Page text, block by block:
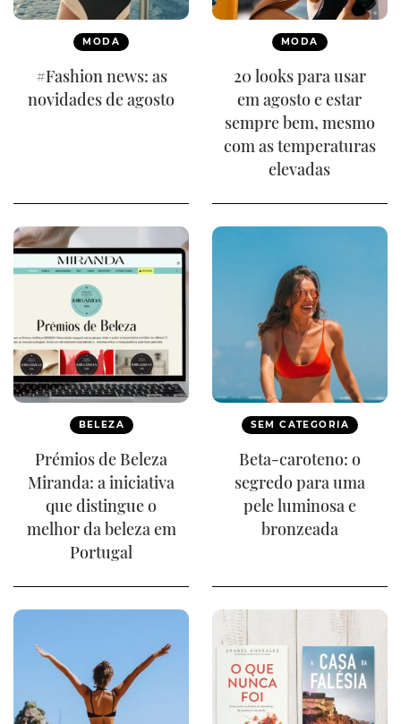
MODA
#Fashion news: as
novidades de agosto
MODA
20 looks para usar
em agosto e estar
sempre bem, mesmo
com as temperaturas
elevadas
BELEZA
Prémios de Beleza
Miranda: a iniciativa
que distingue o
melhor da beleza em
Portugal
SEM CATEGORIA
Beta-caroteno: o
segredo para uma
pele luminosa e
bronzeada